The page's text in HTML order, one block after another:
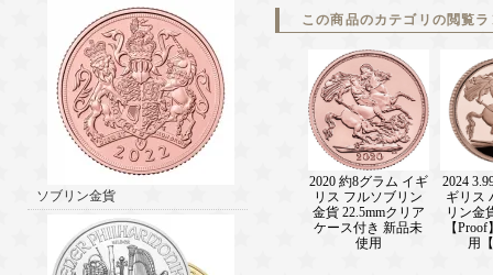
ソブリン金貨
この商品のカテゴリの閲覧
2020 約8グラム イギ
リス フルソブリン
金貨 22.5mmクリア
ケース付き 新品未
使用
2024
ギリス
リン金
【
用